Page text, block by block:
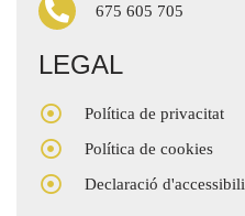
675 605 705
LEGAL
Política de privacitat
Política de cookies
Declaració